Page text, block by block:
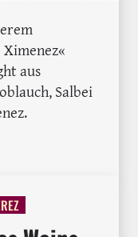
aus
Salbei
Kaninchen in Pedro